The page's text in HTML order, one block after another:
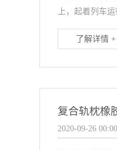
上，起着列车
了解详情 +
2020-09-26